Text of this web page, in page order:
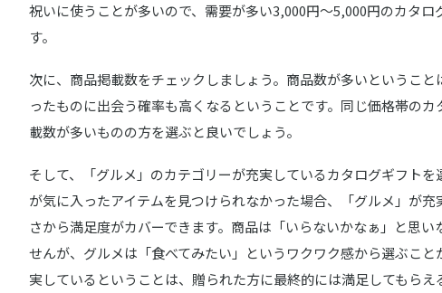
祝いに使うことが多いので、需要が多い3,000円～5,000円のカタ
す。
次に、商品掲載数をチェックしましょう。商品数が多いというこ
ったものに出会う確率も高くなるということです。同じ価格帯の
載数が多いものの方を選ぶと良いでしょう。
そして、「グルメ」のカテゴリーが充実しているカタログギフト
が気に入ったアイテムを見つけられなかった場合、「グルメ」が
さから満足度がカバーできます。商品は「いらないかなぁ」と思
せんが、グルメは「食べてみたい」というワクワク感から選ぶこ
実しているということは、贈られた方に最終的には満足してもらえ